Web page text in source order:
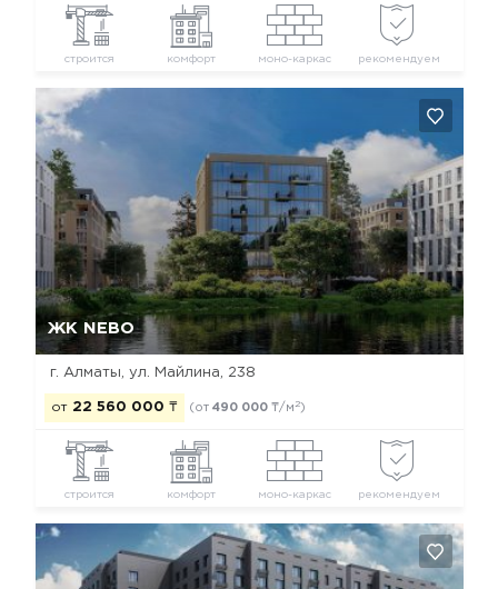
строится комфорт моно-каркас рекомендуем
ЖК NEBO
г. Алматы, ул. Майлина, 238
от 22 560 000 ₸ (от 490 000 ₸/м 2)
строится комфорт моно-каркас рекомендуем
Отмена